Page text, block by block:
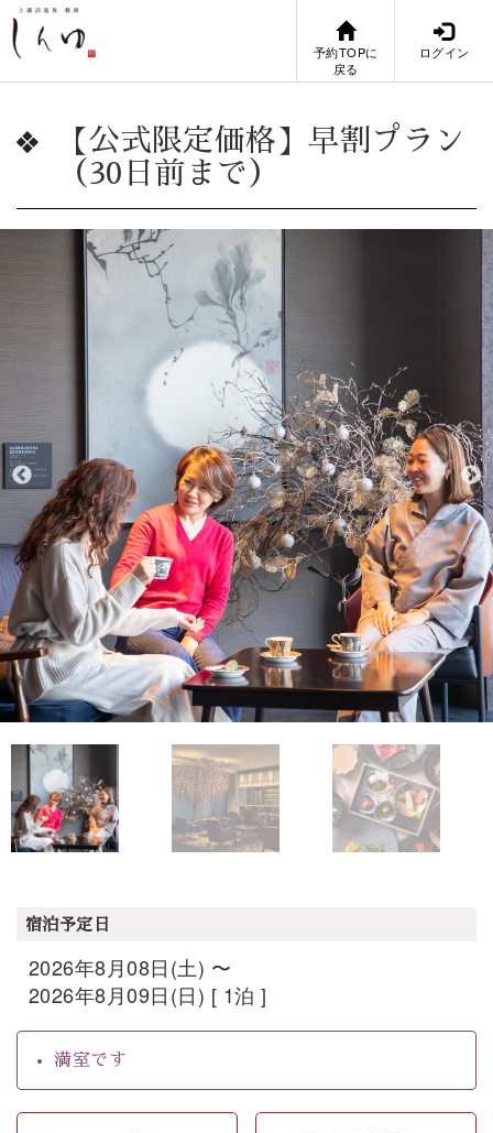
予約TOPに
戻る
ログイン
【公式限定価格】早割プラン
（30日前まで）
宿泊予定日
2026年8月08日(土) 〜
2026年8月09日(日) [ 1泊 ]
満室です